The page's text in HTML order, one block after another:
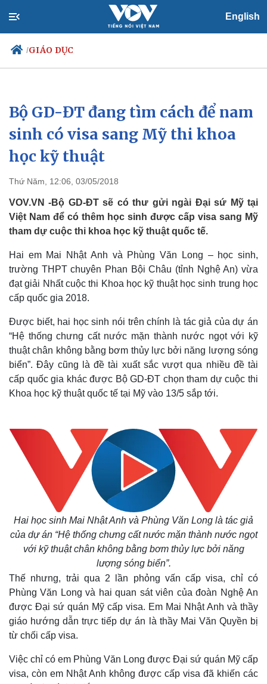
English
/GIÁO DỤC
Chính trị
Đảng
Tổ chức nhân sự
Quốc hội
Nhận diện sự thật
Xã hội
Tin 24h
Dự báo thời tiết
Bộ GD-ĐT đang tìm cách để nam
sinh có visa sang Mỹ thi khoa
học kỹ thuật
Thứ Năm, 12:06, 03/05/2018
VOV.VN -Bộ GD-ĐT sẽ có thư gửi ngài Đại sứ Mỹ tại
Việt Nam để có thêm học sinh được cấp visa sang Mỹ
tham dự cuộc thi khoa học kỹ thuật quốc tế.
Hai em Mai Nhật Anh và Phùng Văn Long – học sinh,
trường THPT chuyên Phan Bội Châu (tỉnh Nghệ An) vừa
đạt giải Nhất cuộc thi Khoa học kỹ thuật học sinh trung học
cấp quốc gia 2018.
Được biết, hai học sinh nói trên chính là tác giả của dự án
“Hệ thống chưng cất nước mặn thành nước ngọt với kỹ
thuật chân không bằng bơm thủy lực bởi năng lượng sóng
biển”. Đây cũng là đề tài xuất sắc vượt qua nhiều đề tài
cấp quốc gia khác được Bộ GD-ĐT chọn tham dự cuộc thi
Khoa học kỹ thuật quốc tế tại Mỹ vào 13/5 sắp tới.
Hai học sinh Mai Nhật Anh và Phùng Văn Long là tác giả
của dự án “Hệ thống chưng cất nước mặn thành nước ngọt
với kỹ thuật chân không bằng bơm thủy lực bởi năng
lượng sóng biển”.
Thế nhưng, trải qua 2 lần phỏng vấn cấp visa, chỉ có
Phùng Văn Long và hai quan sát viên của đoàn Nghệ An
được Đại sứ quán Mỹ cấp visa. Em Mai Nhật Anh và thầy
giáo hướng dẫn trực tiếp dự án là thầy Mai Văn Quyền bị
từ chối cấp visa.
Việc chỉ có em Phùng Văn Long được Đại sứ quán Mỹ cấp
visa, còn em Nhật Anh không được cấp visa đã khiến các